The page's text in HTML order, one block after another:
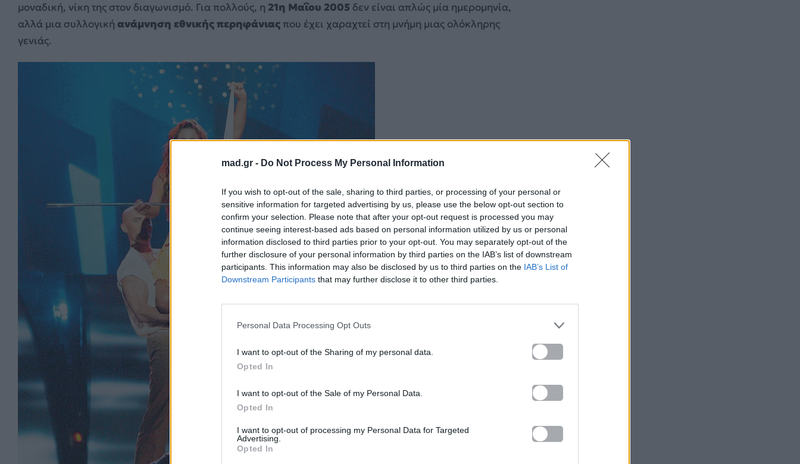
mad.gr - Do Not Process My Personal Information
If you wish to opt-out of the sale, sharing to third parties, or processing of your personal or
sensitive information for targeted advertising by us, please use the below opt-out section to
confirm your selection. Please note that after your opt-out request is processed you may
continue seeing interest-based ads based on personal information utilized by us or personal
information disclosed to third parties prior to your opt-out. You may separately opt-out of the
further disclosure of your personal information by third parties on the IAB’s list of downstream
participants. This information may also be disclosed by us to third parties on the IAB’s List of
Downstream Participants that may further disclose it to other third parties.
Personal Data Processing Opt Outs
I want to opt-out of the Sharing of my personal data.
Opted In
I want to opt-out of the Sale of my Personal Data.
Opted In
I want to opt-out of processing my Personal Data for Targeted
Advertising.
Opted In
μοναδική, νίκη της στον διαγωνισμό. Για πολλούς, η 21η Μαΐου 2005 δεν είναι απλώς μία ημερομηνία,
αλλά μια συλλογική ανάμνηση εθνικής περηφάνιας που έχει χαραχτεί στη μνήμη μιας ολόκληρης
γενιάς.